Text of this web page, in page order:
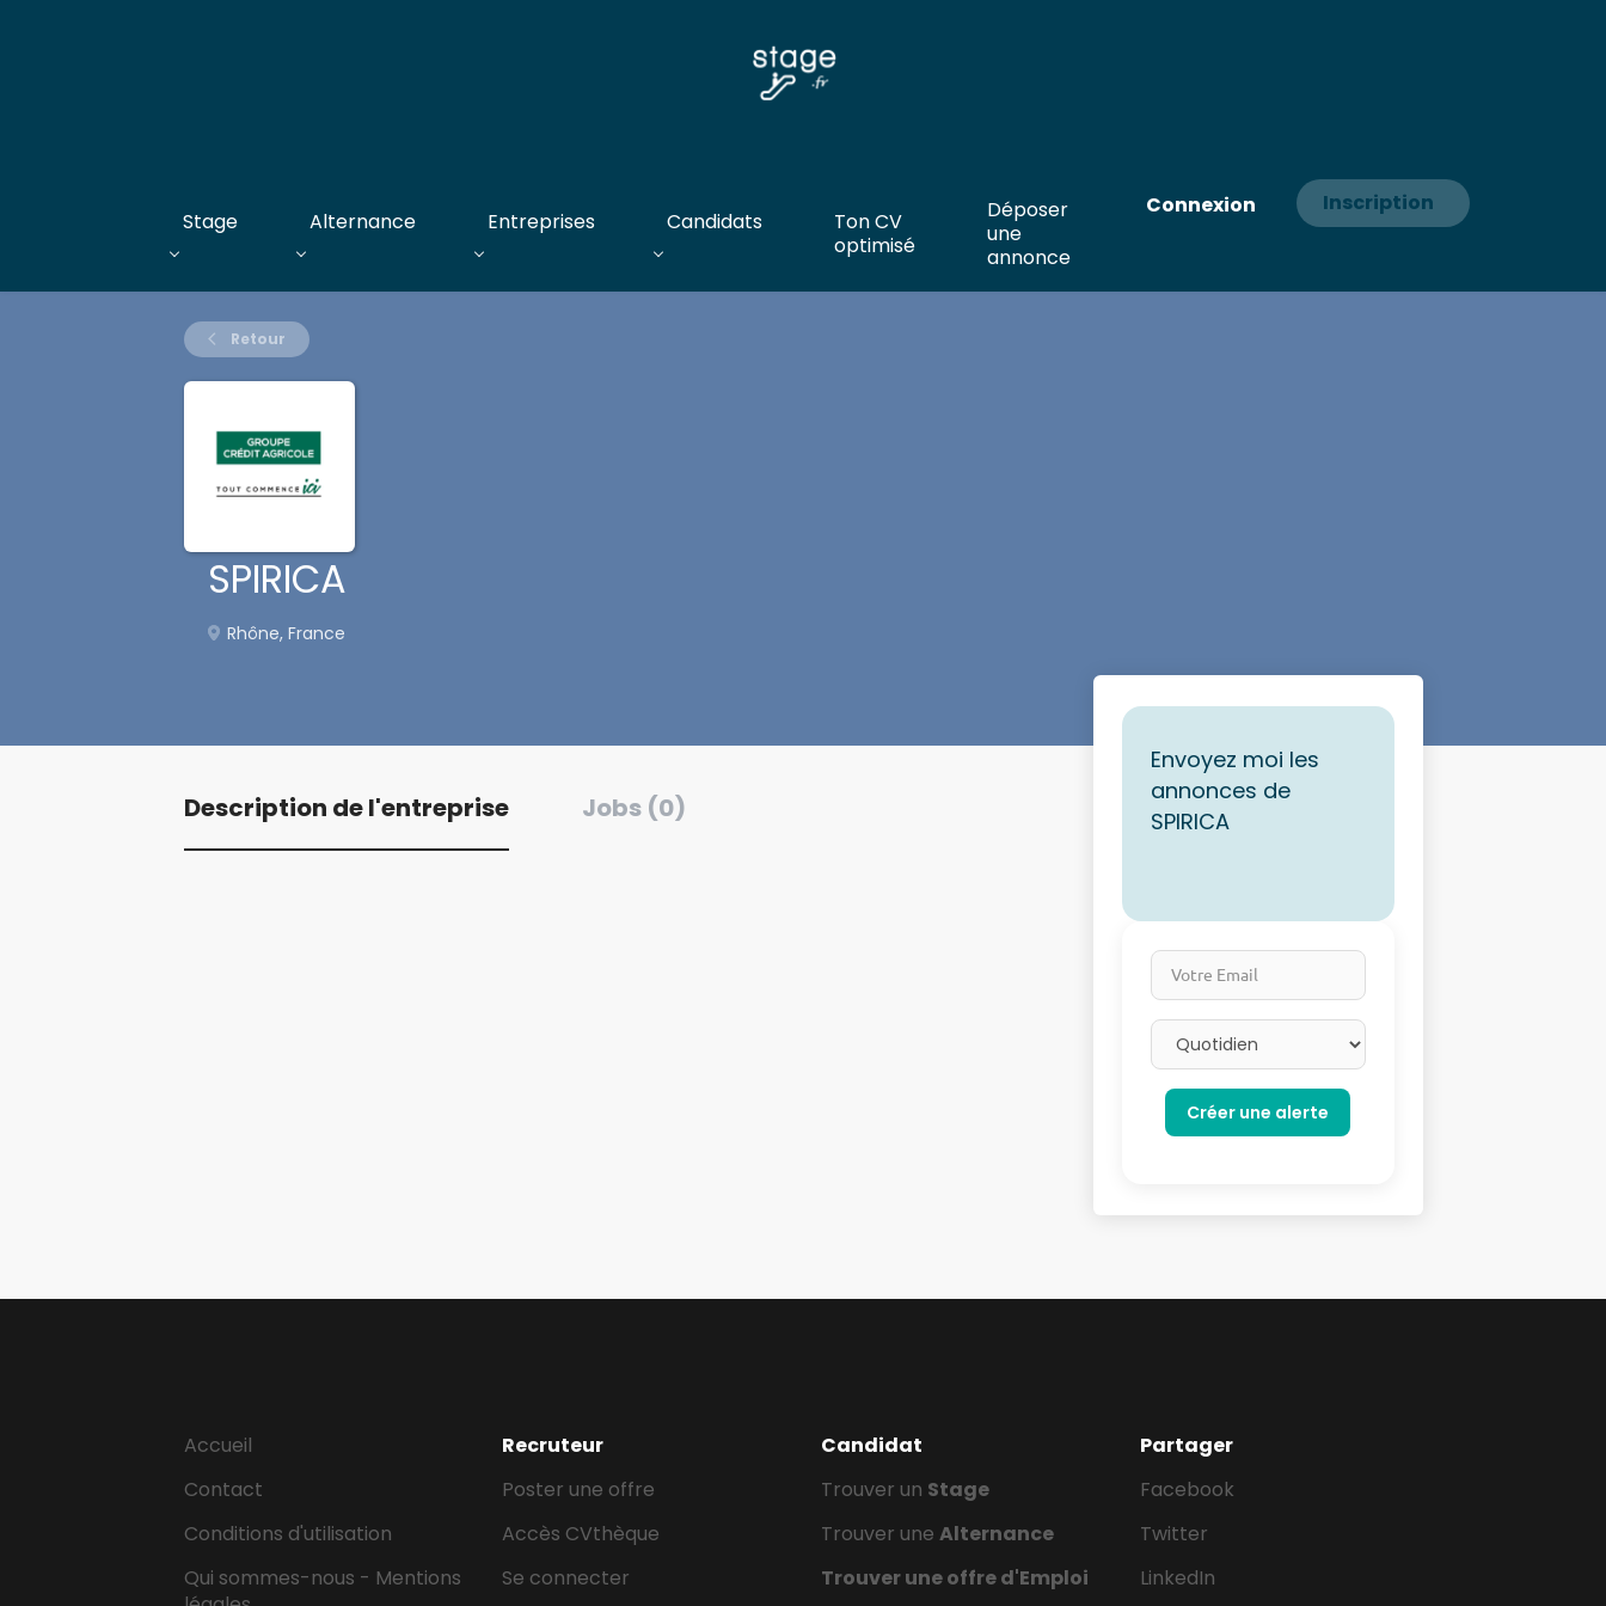
Connexion Inscription
Stage Alternance Entreprises Candidats
Ton CV
optimisé
Déposer
une
annonce
Retour
SPIRICA
Rhône, France
Description de l'entreprise Jobs (0)
Envoyez moi les
annonces de
SPIRICA
Votre Email
Email frequency
Accueil
Contact
Conditions d'utilisation
Qui sommes-nous - Mentions
Recruteur
Poster une offre
Accès CVthèque
Se connecter
Candidat
Trouver un Stage
Trouver une Alternance
Trouver une offre d'Emploi
Partager
Facebook
Twitter
LinkedIn